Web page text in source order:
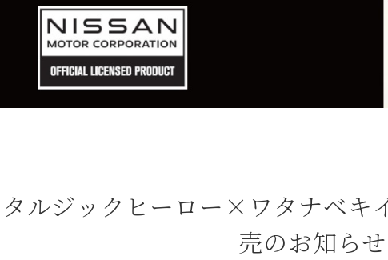
ルジックヒーロー×ワタナベキ
売のお知らせ